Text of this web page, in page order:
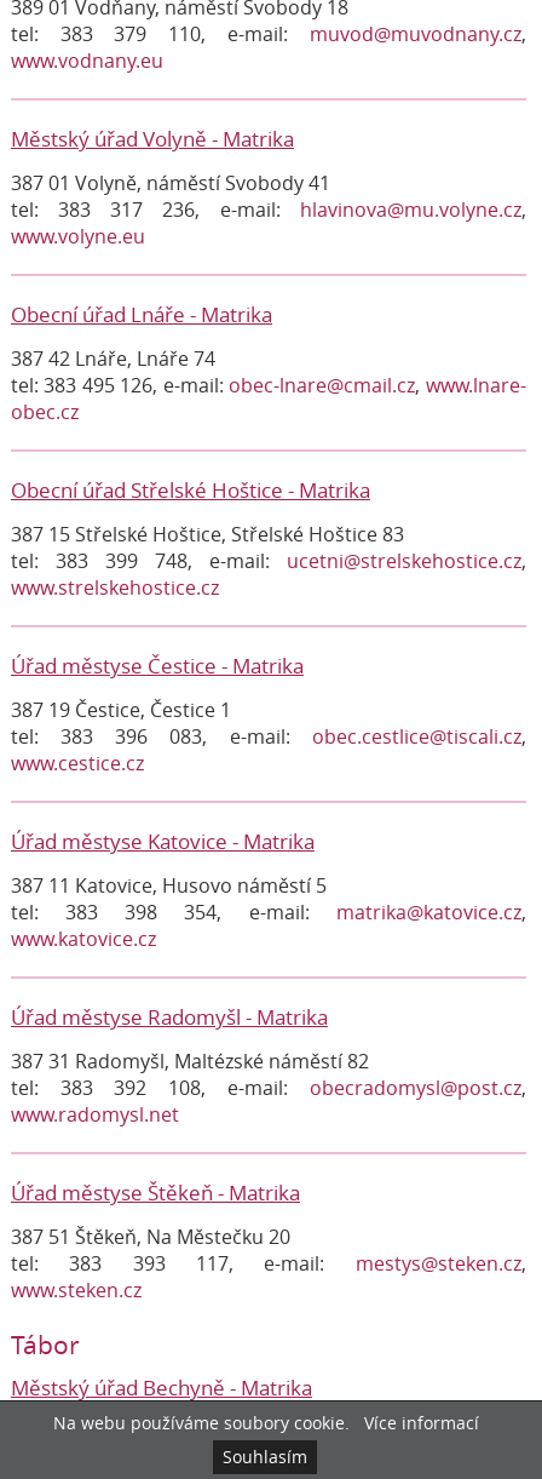
389 01 Vodňany, náměstí Svobody 18
tel: 383 379 110, e-mail: muvod@muvodnany.cz,
www.vodnany.eu
Městský úřad Volyně - Matrika
387 01 Volyně, náměstí Svobody 41
tel: 383 317 236, e-mail: hlavinova@mu.volyne.cz,
www.volyne.eu
Obecní úřad Lnáře - Matrika
387 42 Lnáře, Lnáře 74
tel: 383 495 126, e-mail: obec-lnare@cmail.cz, www.lnare-
obec.cz
Obecní úřad Střelské Hoštice - Matrika
387 15 Střelské Hoštice, Střelské Hoštice 83
tel: 383 399 748, e-mail: ucetni@strelskehostice.cz,
www.strelskehostice.cz
Úřad městyse Čestice - Matrika
387 19 Čestice, Čestice 1
tel: 383 396 083, e-mail: obec.cestlice@tiscali.cz,
www.cestice.cz
Úřad městyse Katovice - Matrika
387 11 Katovice, Husovo náměstí 5
tel: 383 398 354, e-mail: matrika@katovice.cz,
www.katovice.cz
Úřad městyse Radomyšl - Matrika
387 31 Radomyšl, Maltézské náměstí 82
tel: 383 392 108, e-mail: obecradomysl@post.cz,
www.radomysl.net
Úřad městyse Štěkeň - Matrika
387 51 Štěkeň, Na Městečku 20
tel: 383 393 117, e-mail: mestys@steken.cz,
www.steken.cz
Tábor
Městský úřad Bechyně - Matrika
391 65 Bechyně, nám. T.G. Masaryka 2
tel: 381 477 029, e-mail:matrika@mestobechyne.cz
Na webu používáme soubory cookie.
Více informací
Souhlasím